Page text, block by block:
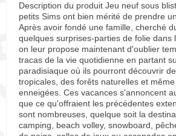
Description du produit Jeu neuf sous
petits Sims ont bien mérité de prendre
Après avoir fondé une famille, cherché
quelques surprises-parties de folie dans
on leur propose maintenant d'oublier
tracas de la vie quotidienne en partant
paradisiaque où ils pourront découvrir
tropicales, des forêts naturelles et
enneigées. Ces vacances s'annoncent
que ce qu'offraient les précédentes
sont nombreuses, quelque soit la
camping, beach volley, snowboard,